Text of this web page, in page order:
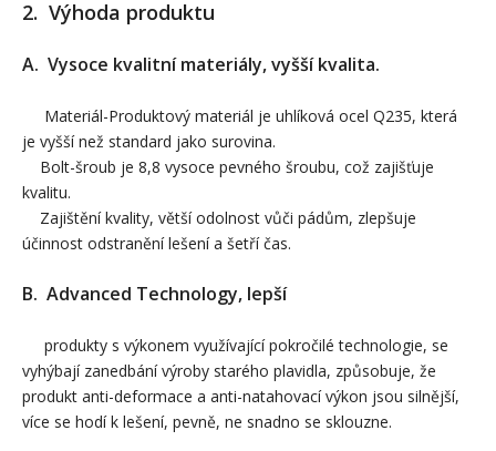
2. Výhoda produktu
A. Vysoce kvalitní materiály, vyšší kvalita.
Materiál-Produktový materiál je uhlíková ocel Q235, která
je vyšší než standard jako surovina.
Bolt-šroub je 8,8 vysoce pevného šroubu, což zajišťuje
kvalitu.
Zajištění kvality, větší odolnost vůči pádům, zlepšuje
účinnost odstranění lešení a šetří čas.
B. Advanced Technology, lepší
produkty s výkonem využívající pokročilé technologie, se
vyhýbají zanedbání výroby starého plavidla, způsobuje, že
produkt anti-deformace a anti-natahovací výkon jsou silnější,
více se hodí k lešení, pevně, ne snadno se sklouzne.